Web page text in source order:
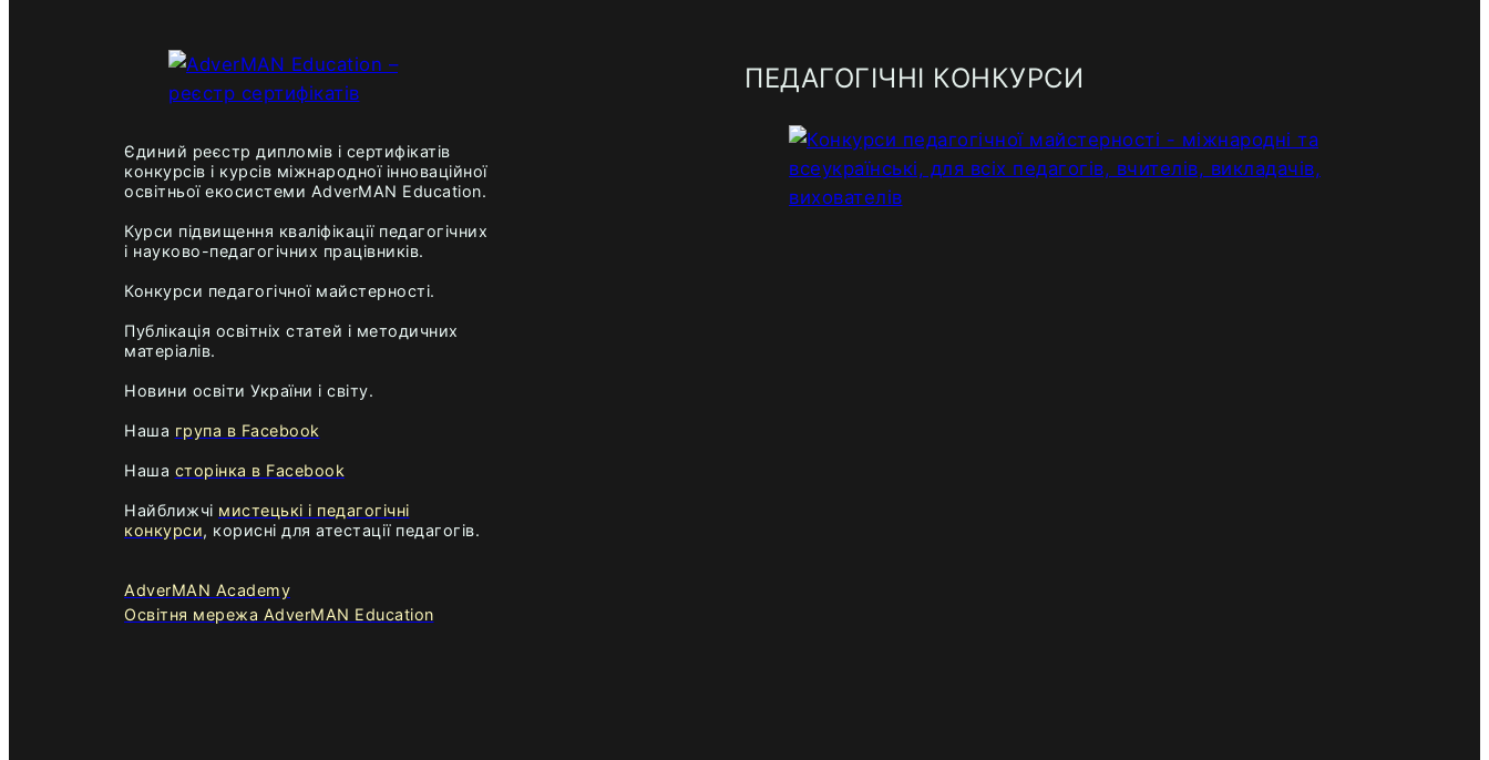
Єдиний реєстр дипломів і сертифікатів
конкурсів і курсів міжнародної інноваційної
освітньої екосистеми AdverMAN Education.
Курси підвищення кваліфікації педагогічних
і науково-педагогічних працівників.
Конкурси педагогічної майстерності.
Публікація освітніх статей і методичних
матеріалів.
Новини освіти України і світу.
Наша група в Facebook
Наша сторінка в Facebook
Найближчі мистецькі і педагогічні
конкурси, корисні для атестації педагогів.
AdverMAN Academy
Освітня мережа AdverMAN Education
ПЕДАГОГІЧНІ КОНКУРСИ